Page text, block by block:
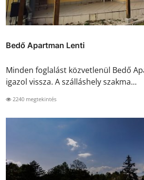
Bedő Apartman Lenti
Minden foglalást közvetlenül Bedő
igazol vissza. A szálláshely szakma...
2240 megtekintés